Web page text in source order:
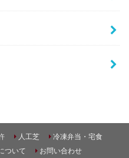
人工芝
冷凍弁当・宅食
ついて お問い合わせ